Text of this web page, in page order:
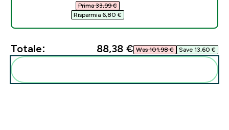
Prima 33,99 €‎
Risparmia 6,80 €‎
Totale: 88,38 €‎ Was 101,98 €‎ Save 13,60 €‎